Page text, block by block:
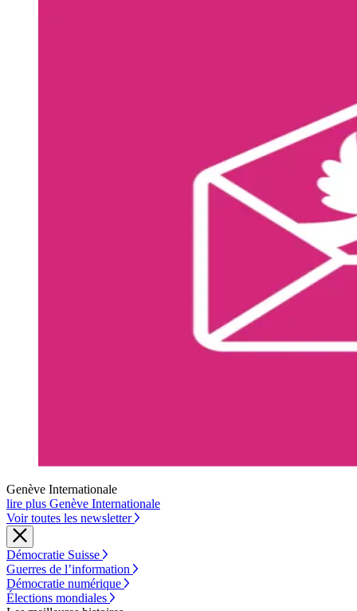
Genève Internationale
lire plus Genève Internationale
Voir toutes les newsletter
Démocratie Suisse
Guerres de l’information
Démocratie numérique
Élections mondiales